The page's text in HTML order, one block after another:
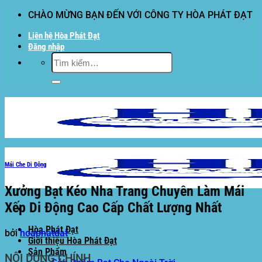
dung
CHÀO MỪNG BẠN ĐẾN VỚI CÔNG TY HÒA PHÁT ĐẠT
Liên hệ Hòa Phát Đạt
Đăng nhập
Tìm
kiếm:
Hòa Phát Đạt
Giới thiệu Hòa Phát Đạt
Sản Phẩm
Mái Che Di Động
Xưởng Bạt Kéo Nha Trang Chuyên Làm Mái
Xếp Di Động Cao Cấp Chất Lượng Nhất
bởihoaphatdat
NỘI DUNG CHÍNH